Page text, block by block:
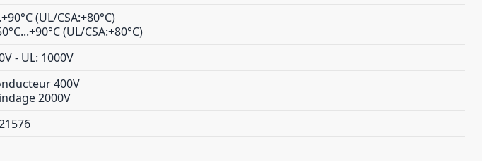
(UL/CSA:+80°C)
(UL/CSA:+80°C)
- UL: 1000V
400V
2000V